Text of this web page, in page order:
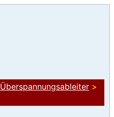
Überspannungsableiter >